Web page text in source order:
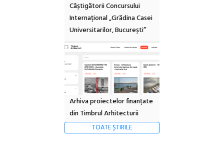
Câștigătorii Concursului
Internațional „Grădina Casei
Universitarilor, București”
Arhiva proiectelor finanțate
din Timbrul Arhitecturii
TOATE ȘTIRILE